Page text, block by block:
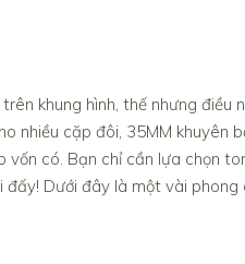
khung hình, thế nhưng điều
nhiều cặp đôi, 35MM khuyên
có. Bạn chỉ cần lựa chọn
Dưới đây là một vài